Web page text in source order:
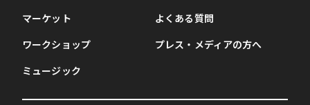
マーケット
ワークショップ
ミュージック
よくある質問
プレス・メディアの方へ